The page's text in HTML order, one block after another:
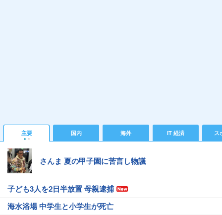
主要 国内 海外 IT 経済 ス
さんま 夏の甲子園に苦言し物議
子ども3人を2日半放置 母親逮捕
海水浴場 中学生と小学生が死亡